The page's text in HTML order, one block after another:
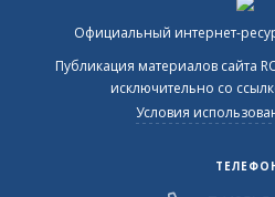
Официальный интернет-
Публикация материалов сайта
исключительно со
Условия